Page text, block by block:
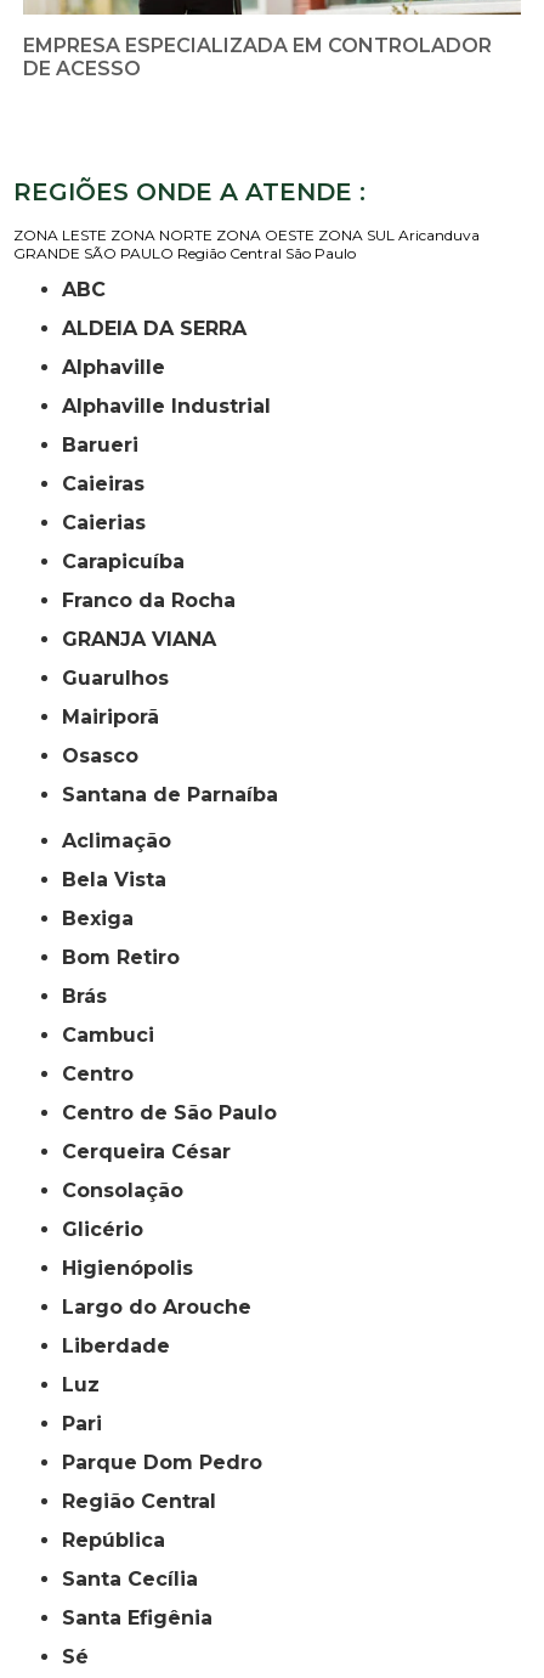
EMPRESA ESPECIALIZADA EM CONTROLADOR
DE ACESSO
REGIÕES ONDE A ATENDE :
ZONA LESTE ZONA NORTE ZONA OESTE ZONA SUL Aricanduva
GRANDE SÃO PAULO Região Central São Paulo
ABC
ALDEIA DA SERRA
Alphaville
Alphaville Industrial
Barueri
Caieiras
Caierias
Carapicuíba
Franco da Rocha
GRANJA VIANA
Guarulhos
Mairiporã
Osasco
Santana de Parnaíba
Aclimação
Bela Vista
Bexiga
Bom Retiro
Brás
Cambuci
Centro
Centro de São Paulo
Cerqueira César
Consolação
Glicério
Higienópolis
Largo do Arouche
Liberdade
Luz
Pari
Parque Dom Pedro
Região Central
República
Santa Cecília
Santa Efigênia
Sé